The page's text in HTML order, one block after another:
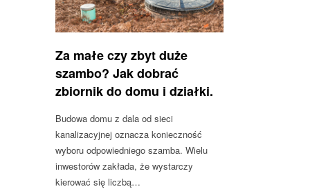
Za małe czy zbyt duże
szambo? Jak dobrać
zbiornik do domu i działki.
Budowa domu z dala od sieci
kanalizacyjnej oznacza konieczność
wyboru odpowiedniego szamba. Wielu
inwestorów zakłada, że wystarczy
kierować się liczbą…